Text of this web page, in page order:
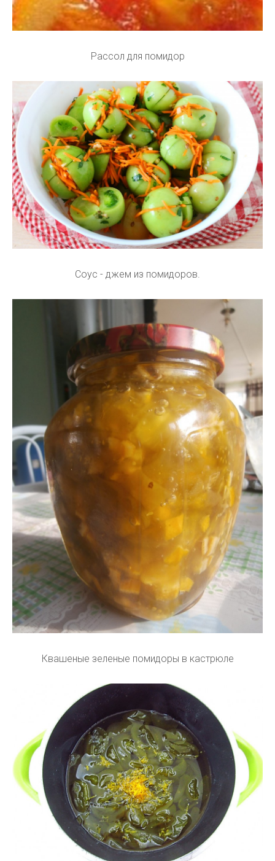
Рассол для помидор
Соус - джем из помидоров.
Квашеные зеленые помидоры в кастрюле